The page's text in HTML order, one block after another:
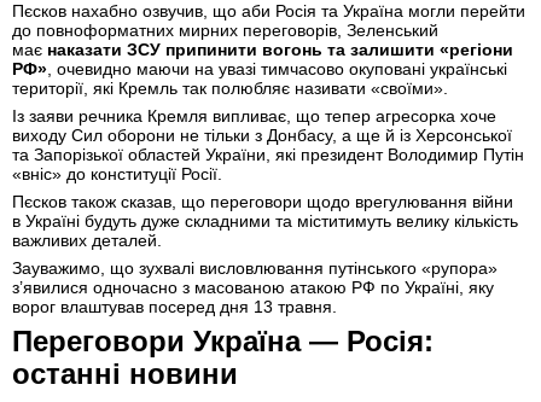
Пєсков нахабно озвучив, що аби Росія та Україна могли перейти
до повноформатних мирних переговорів, Зеленський
має наказати ЗСУ припинити вогонь та залишити «регіони
РФ», очевидно маючи на увазі тимчасово окуповані українські
території, які Кремль так полюбляє називати «своїми».
Із заяви речника Кремля випливає, що тепер агресорка хоче
виходу Сил оборони не тільки з Донбасу, а ще й із Херсонської
та Запорізької областей України, які президент Володимир Путін
«вніс» до конституції Росії.
Пєсков також сказав, що переговори щодо врегулювання війни
в Україні будуть дуже складними та міститимуть велику кількість
важливих деталей.
Зауважимо, що зухвалі висловлювання путінського «рупора»
з’явилися одночасно з масованою атакою РФ по Україні, яку
ворог влаштував посеред дня 13 травня.
Переговори Україна — Росія:
останні новини